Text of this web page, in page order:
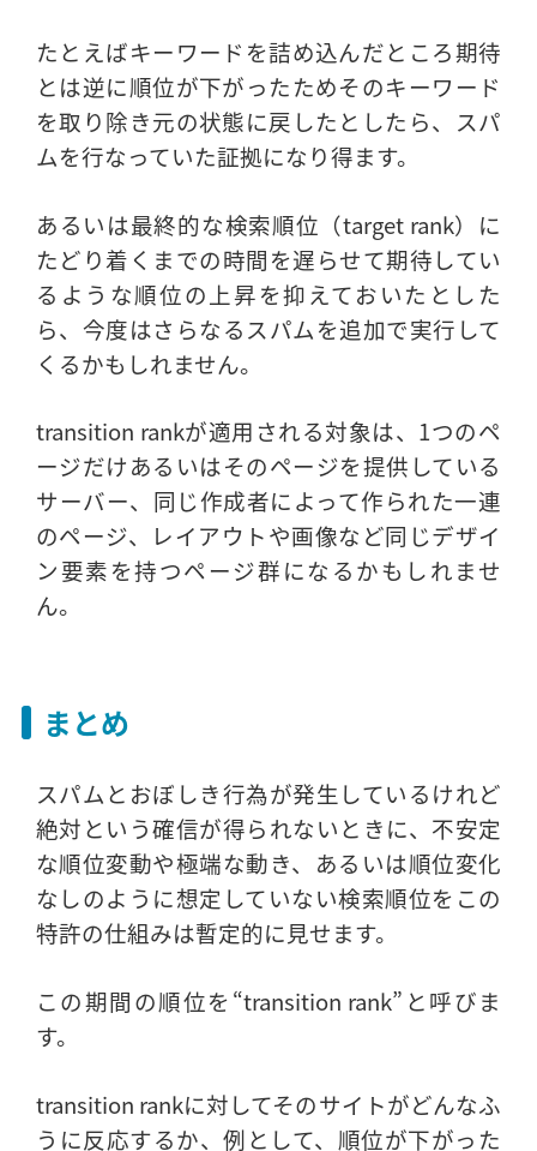
たとえばキーワードを詰め込んだところ期待
とは逆に順位が下がったためそのキーワード
を取り除き元の状態に戻したとしたら、スパ
ムを行なっていた証拠になり得ます。
あるいは最終的な検索順位（target rank）に
たどり着くまでの時間を遅らせて期待してい
るような順位の上昇を抑えておいたとした
ら、今度はさらなるスパムを追加で実行して
くるかもしれません。
transition rankが適用される対象は、1つのペ
ージだけあるいはそのページを提供している
サーバー、同じ作成者によって作られた一連
のページ、レイアウトや画像など同じデザイ
ン要素を持つページ群になるかもしれませ
ん。
まとめ
スパムとおぼしき行為が発生しているけれど
絶対という確信が得られないときに、不安定
な順位変動や極端な動き、あるいは順位変化
なしのように想定していない検索順位をこの
特許の仕組みは暫定的に見せます。
この期間の順位を“transition rank”と呼びま
す。
transition rankに対してそのサイトがどんなふ
うに反応するか、例として、順位が下がった